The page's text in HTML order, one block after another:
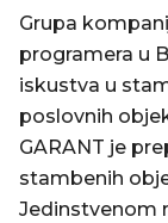
Grupa
programera u
iskustva u
poslovnih
GARANT je
stambenih
Jedinstvenom